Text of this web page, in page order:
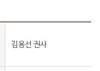
김용선 권사